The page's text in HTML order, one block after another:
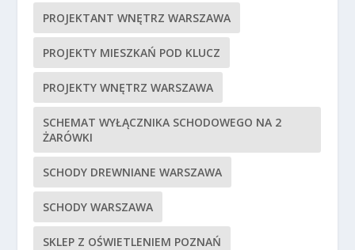
PROJEKTANT WNĘTRZ WARSZAWA
PROJEKTY MIESZKAŃ POD KLUCZ
PROJEKTY WNĘTRZ WARSZAWA
SCHEMAT WYŁĄCZNIKA SCHODOWEGO NA 2
ŻARÓWKI
SCHODY DREWNIANE WARSZAWA
SCHODY WARSZAWA
SKLEP Z OŚWIETLENIEM POZNAŃ